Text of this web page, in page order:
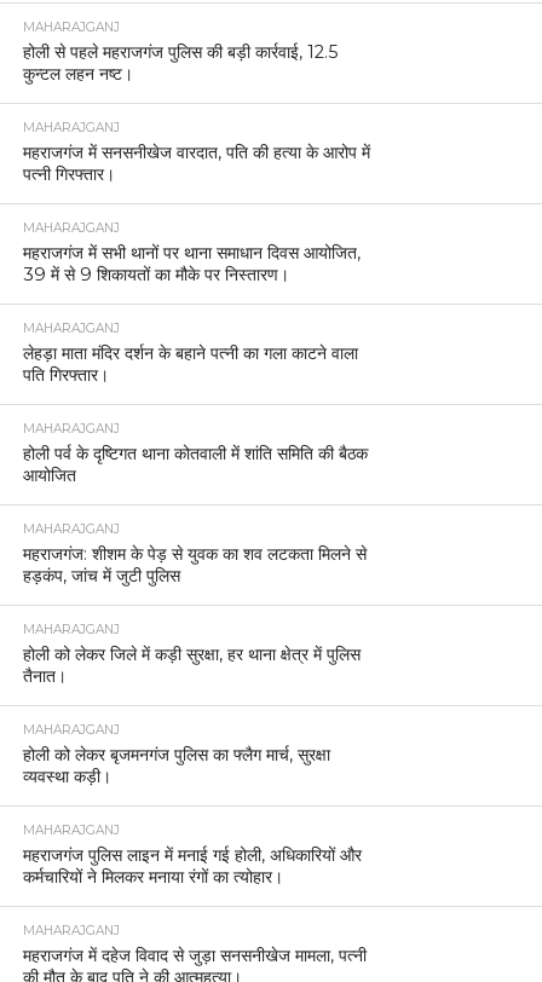
MAHARAJGANJ
होली से पहले महराजगंज पुलिस की बड़ी कार्रवाई, 12.5
कुन्टल लहन नष्ट।
MAHARAJGANJ
महराजगंज में सनसनीखेज वारदात, पति की हत्या के आरोप में
पत्नी गिरफ्तार।
MAHARAJGANJ
महराजगंज में सभी थानों पर थाना समाधान दिवस आयोजित,
39 में से 9 शिकायतों का मौके पर निस्तारण।
MAHARAJGANJ
लेहड़ा माता मंदिर दर्शन के बहाने पत्नी का गला काटने वाला
पति गिरफ्तार।
MAHARAJGANJ
होली पर्व के दृष्टिगत थाना कोतवाली में शांति समिति की बैठक
आयोजित
MAHARAJGANJ
महराजगंज: शीशम के पेड़ से युवक का शव लटकता मिलने से
हड़कंप, जांच में जुटी पुलिस
MAHARAJGANJ
होली को लेकर जिले में कड़ी सुरक्षा, हर थाना क्षेत्र में पुलिस
तैनात।
MAHARAJGANJ
होली को लेकर बृजमनगंज पुलिस का फ्लैग मार्च, सुरक्षा
व्यवस्था कड़ी।
MAHARAJGANJ
महराजगंज पुलिस लाइन में मनाई गई होली, अधिकारियों और
कर्मचारियों ने मिलकर मनाया रंगों का त्योहार।
MAHARAJGANJ
महराजगंज में दहेज विवाद से जुड़ा सनसनीखेज मामला, पत्नी
की मौत के बाद पति ने की आत्महत्या।